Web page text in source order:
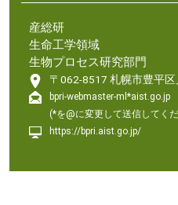
産総研
生命工学領域
生物プロセス研究部門
〒062-8517 札幌市豊平
bpri-webmaster-ml*aist.go.jp
(*を@に変更して送信してく
https://bpri.aist.go.jp/